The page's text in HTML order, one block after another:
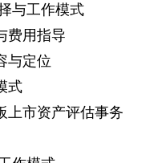
与工作模式
费用指导
与定位
式
上市资产评估事务